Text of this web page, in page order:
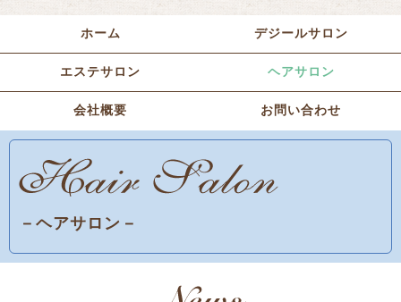
ホーム デジールサロン
エステサロン ヘアサロン
会社概要 お問い合わせ
－ヘアサロン－